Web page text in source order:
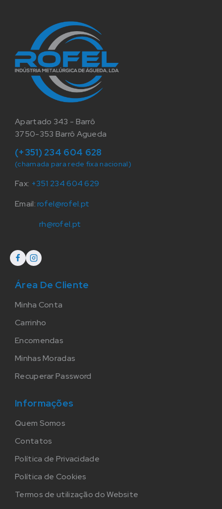
Apartado 343 - Barrô
3750-353 Barrô Agueda
(+351) 234 604 628
(chamada para rede fixa nacional)
Fax: +351 234 604 629
Email:rofel@rofel.pt
rh@rofel.pt
Área De Cliente
Minha Conta
Carrinho
Encomendas
Minhas Moradas
Recuperar Password
Informações
Quem Somos
Contatos
Política de Privacidade
Política de Cookies
Termos de utilização do Website